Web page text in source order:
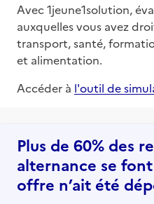
Avec 1jeune1solution,
auxquelles vous avez
transport, santé,
et alimentation.
Accéder à l'outil de
Plus de 60% des
alternance se font
offre n’ait été